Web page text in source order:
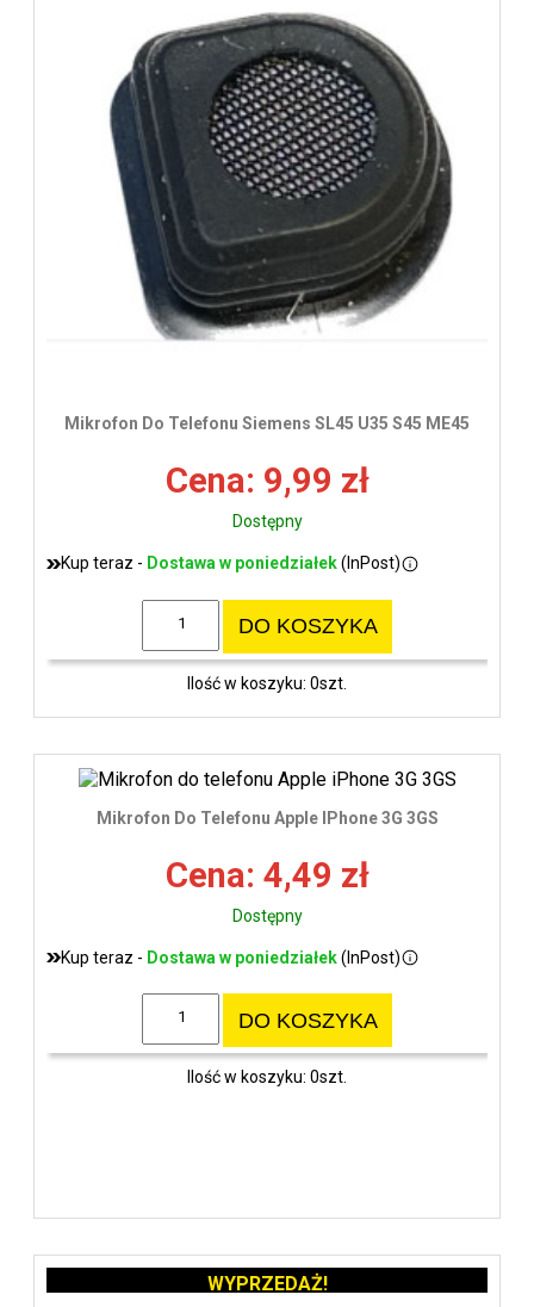
Mikrofon Do Telefonu Siemens SL45 U35 S45 ME45
Cena: 9,99 zł
Dostępny
Kup teraz - Dostawa w poniedziałek(InPost)
DO KOSZYKA
Ilość w koszyku: 0szt.
Mikrofon Do Telefonu Apple IPhone 3G 3GS
Cena: 4,49 zł
Dostępny
Kup teraz - Dostawa w poniedziałek(InPost)
DO KOSZYKA
Ilość w koszyku: 0szt.
WYPRZEDAŻ!